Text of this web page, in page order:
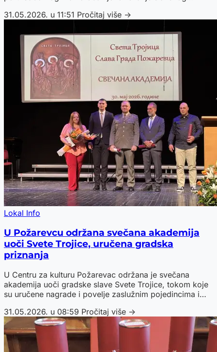
31.05.2026. u 11:51 Pročitaj više →
Lokal Info
U Požarevcu održana svečana akademija
uoči Svete Trojice, uručena gradska
priznanja
U Centru za kulturu Požarevac održana je svečana
akademija uoči gradske slave Svete Trojice, tokom koje
su uručene nagrade i povelje zaslužnim pojedincima i
31.05.2026. u 08:59 Pročitaj više →